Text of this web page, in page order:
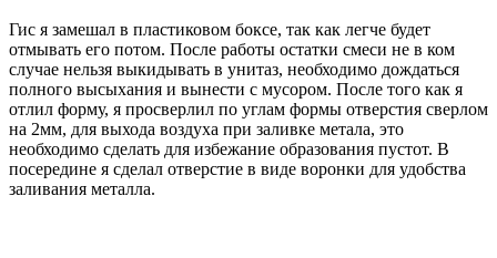
Гис я замешал в пластиковом боксе, так как легче будет
отмывать его потом. После работы остатки смеси не в ком
случае нельзя выкидывать в унитаз, необходимо дождаться
полного высыхания и вынести с мусором. После того как я
отлил форму, я просверлил по углам формы отверстия сверлом
на 2мм, для выхода воздуха при заливке метала, это
необходимо сделать для избежание образования пустот. В
посередине я сделал отверстие в виде воронки для удобства
заливания металла.